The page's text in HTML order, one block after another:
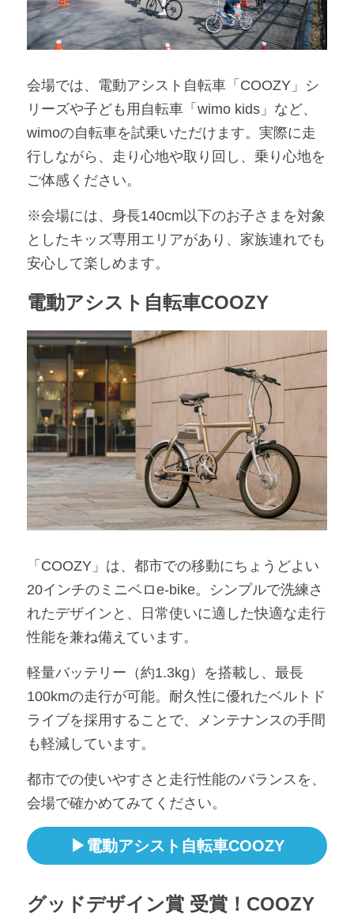
会場では、電動アシスト自転車「COOZY」シ
リーズや子ども用自転車「wimo kids」など、
wimoの自転車を試乗いただけます。実際に走
行しながら、走り心地や取り回し、乗り心地を
ご体感ください。
※会場には、身長140cm以下のお子さまを対象
としたキッズ専用エリアがあり、家族連れでも
安心して楽しめます。
電動アシスト自転車COOZY
「COOZY」は、都市での移動にちょうどよい
20インチのミニベロe-bike。シンプルで洗練さ
れたデザインと、日常使いに適した快適な走行
性能を兼ね備えています。
軽量バッテリー（約1.3kg）を搭載し、最長
100kmの走行が可能。耐久性に優れたベルトド
ライブを採用することで、メンテナンスの手間
も軽減しています。
都市での使いやすさと走行性能のバランスを、
会場で確かめてみてください。
▶電動アシスト自転車COOZY
グッドデザイン賞 受賞！COOZY